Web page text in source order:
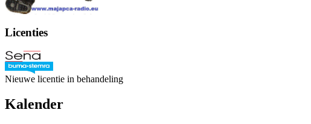
Licenties
Nieuwe licentie in behandeling
Kalender